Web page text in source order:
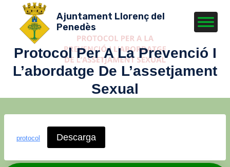
contingut
Ajuntament Llorenç del
Penedès
Protocol Per A La Prevenció I
L’abordatge De L’assetjament
Sexual
protocol Descarga